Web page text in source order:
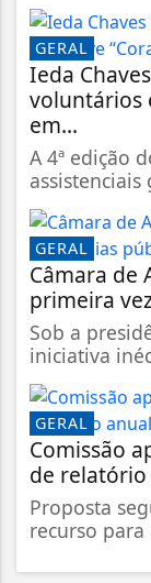
GERAL
Ieda
voluntários
em...
A 4ª edição
GERAL
Câmara de
primeira
Sob a
iniciativa
GERAL
Comissão
de relatório
Proposta
recurso